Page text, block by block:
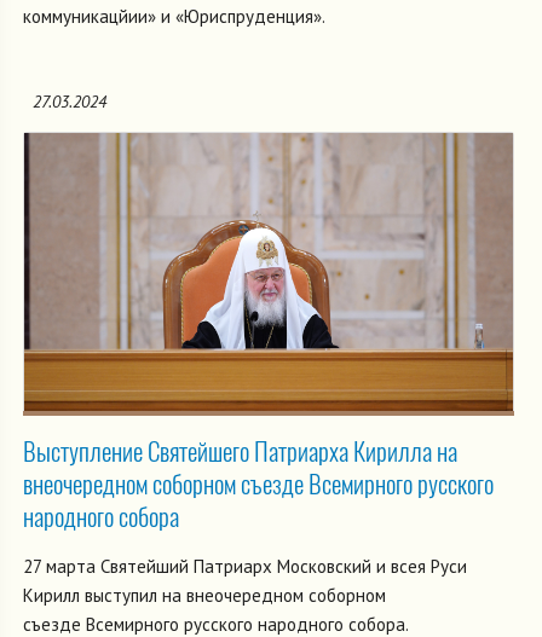
коммуникацйии» и «Юриспруденция».
27.03.2024
Выступление Святейшего Патриарха Кирилла на
внеочередном соборном съезде Всемирного русского
народного собора
27 марта Святейший Патриарх Московский и всея Руси
Кирилл выступил на внеочередном соборном
съезде Всемирного русского народного собора.